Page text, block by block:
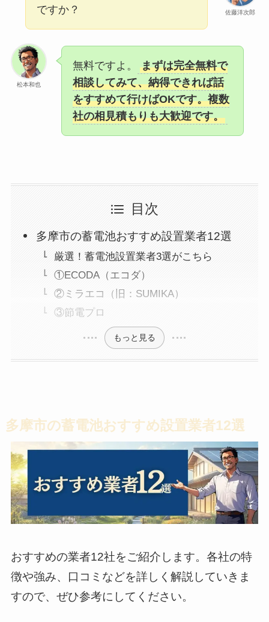
佐藤洋次郎
ですか？
松本和也
無料ですよ。
まずは完全無料で
相談してみて、納得できれば話
をすすめて行けばOKです。複数
社の相見積もりも大歓迎です。
目次
多摩市の蓄電池おすすめ設置業者12選
厳選！蓄電池設置業者3選がこちら
①ECODA（エコダ）
②ミラエコ（旧：SUMIKA）
③節電プロ
もっと見る
多摩市の蓄電池おすすめ設置業者12選
おすすめの業者12社をご紹介します。各社の特
徴や強み、口コミなどを詳しく解説していきま
すので、ぜひ参考にしてください。